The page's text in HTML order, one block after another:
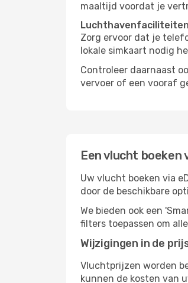
maaltijd voordat je
Zorg ervoor dat je
lokale simkaart nodig
Controleer daarnaast
vervoer of een vooraf
Een vlucht boeken
Uw vlucht boeken via
door de beschikbare
We bieden ook een
filters toepassen om
Wijzigingen in de
Vluchtprijzen worden
kunnen de kosten van